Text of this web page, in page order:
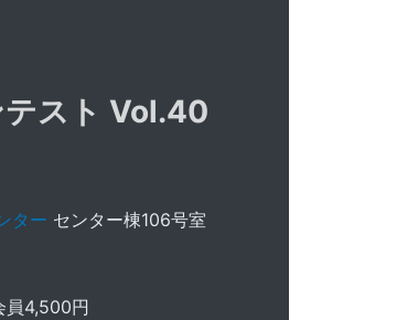
スト Vol.40
ター センター棟106号室
員4,500円